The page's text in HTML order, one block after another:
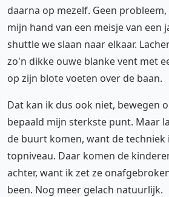
daarna op mezelf. Geen
mijn hand van een meisje van een
shuttle we slaan naar elkaar.
zo'n dikke ouwe blanke vent met
op zijn blote voeten over de baan.
Dat kan ik dus ook niet, bewegen
bepaald mijn sterkste punt. Maar
de buurt komen, want de techniek
topniveau. Daar komen de
achter, want ik zet ze
been. Nog meer gelach natuurlijk.